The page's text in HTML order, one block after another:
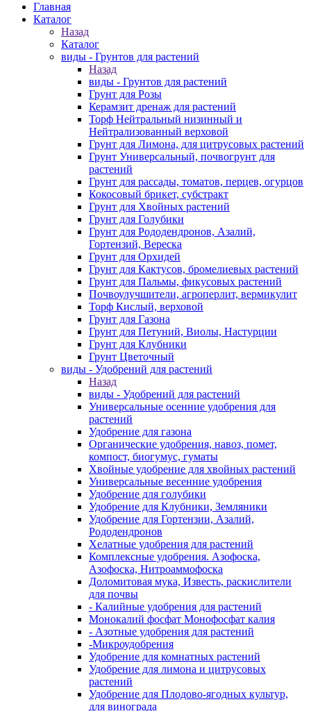
Главная
Каталог
Назад
Каталог
виды - Грунтов для растений
Назад
виды - Грунтов для растений
Грунт для Розы
Керамзит дренаж для растений
Торф Нейтральный низинный и
Нейтрализованный верховой
Грунт для Лимона, для цитрусовых растений
Грунт Универсальный, почвогрунт для
растений
Грунт для рассады, томатов, перцев, огурцов
Кокосовый брикет, субстракт
Грунт для Хвойных растений
Грунт для Голубики
Грунт для Рододендронов, Азалий,
Гортензий, Вереска
Грунт для Орхидей
Грунт для Кактусов, бромелиевых растений
Грунт для Пальмы, фикусовых растений
Почвоулучшители, агроперлит, вермикулит
Торф Кислый, верховой
Грунт для Газона
Грунт для Петуний, Виолы, Настурции
Грунт для Клубники
Грунт Цветочный
виды - Удобрений для растений
Назад
виды - Удобрений для растений
Универсальные осенние удобрения для
растений
Удобрение для газона
Органические удобрения, навоз, помет,
компост, биогумус, гуматы
Хвойные удобрение для хвойных растений
Универсальные весенние удобрения
Удобрение для голубики
Удобрение для Клубники, Земляники
Удобрение для Гортензии, Азалий,
Рододендронов
Хелатные удобрения для растений
Комплексные удобрения. Азофоска,
Азофоска, Нитроаммофоска
Доломитовая мука, Известь, раскислители
для почвы
- Калийные удобрения для растений
Монокалий фосфат Монофосфат калия
- Азотные удобрения для растений
-Микроудобрения
Удобрение для комнатных растений
Удобрение для лимона и цитрусовых
растений
Удобрение для Плодово-ягодных культур,
для винограда